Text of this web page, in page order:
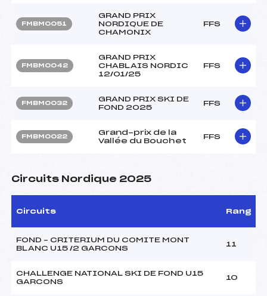
FMBM0051
GRAND PRIX
NORDIQUE DE
CHAMONIX
FFS
FMBM0042
GRAND PRIX
CHABLAIS NORDIC
12/01/25
FFS
FMBM0032
GRAND PRIX SKI DE
FOND 2025
FFS
FMBM0022
Grand-prix de la
Vallée du Bouchet
FFS
Circuits Nordique 2025
Circuits Rang
FOND – CRITERIUM DU COMITE MONT
BLANC U15 /2 GARCONS
11
CHALLENGE NATIONAL SKI DE FOND U15
GARCONS
10